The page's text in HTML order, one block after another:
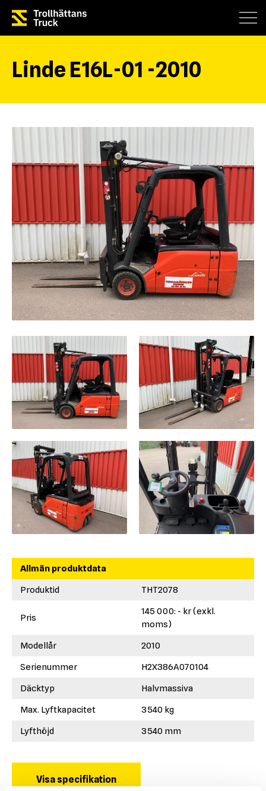
Linde E16L-01 -2010
Allmän produktdata
Produktid
THT2078
Pris
145 000: - kr (exkl.
moms)
Modellår
2010
Serienummer
H2X386A070104
Däcktyp
Halvmassiva
Max. Lyftkapacitet
3540 kg
Lyfthöjd
3540 mm
Visa specifikation